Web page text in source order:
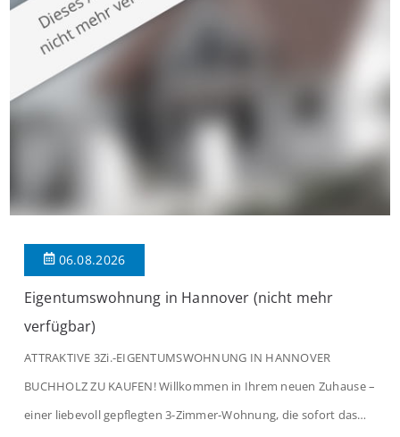
modernen Wohnkomfort mit einem stilvollen Ambiente
verbindet. Der […]
06.08.2026
Eigentumswohnung in Hannover (nicht mehr
verfügbar)
ATTRAKTIVE 3Zi.-EIGENTUMSWOHNUNG IN HANNOVER
BUCHHOLZ ZU KAUFEN! Willkommen in Ihrem neuen Zuhause –
einer liebevoll gepflegten 3-Zimmer-Wohnung, die sofort das